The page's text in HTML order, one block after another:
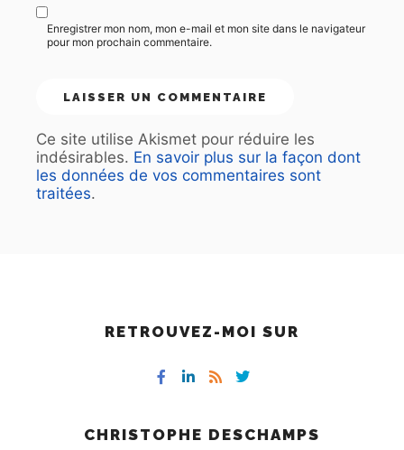
Enregistrer mon nom, mon e-mail et mon site dans le navigateur
pour mon prochain commentaire.
Ce site utilise Akismet pour réduire les
indésirables. En savoir plus sur la façon dont
les données de vos commentaires sont
traitées.
RETROUVEZ-MOI SUR
CHRISTOPHE DESCHAMPS